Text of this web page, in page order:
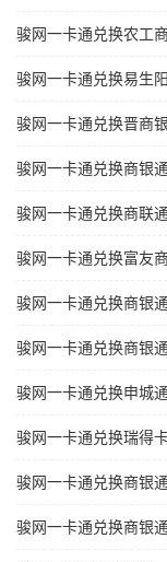
骏网一卡通兑换农工
骏网一卡通兑换易生
骏网一卡通兑换晋商
骏网一卡通兑换商银
骏网一卡通兑换商联
骏网一卡通兑换富友
骏网一卡通兑换商银
骏网一卡通兑换商银
骏网一卡通兑换申城
骏网一卡通兑换瑞得
骏网一卡通兑换商银
骏网一卡通兑换商银